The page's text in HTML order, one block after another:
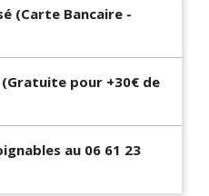
(Carte Bancaire -
pour +30€ de
au 06 61 23